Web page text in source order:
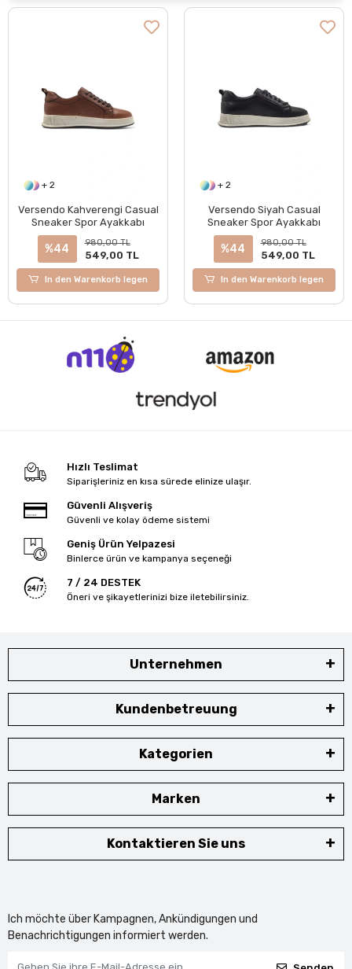
+ 2
Versendo Kahverengi Casual
Sneaker Spor Ayakkabı
%44 980,00 TL
549,00 TL
In den Warenkorb legen
+ 2
Versendo Siyah Casual
Sneaker Spor Ayakkabı
%44 980,00 TL
549,00 TL
In den Warenkorb legen
Hızlı Teslimat
Siparişleriniz en kısa sürede elinize ulaşır.
Güvenli Alışveriş
Güvenli ve kolay ödeme sistemi
Geniş Ürün Yelpazesi
Binlerce ürün ve kampanya seçeneği
7 / 24 DESTEK
Öneri ve şikayetlerinizi bize iletebilirsiniz.
Unternehmen
Kundenbetreuung
Kategorien
Marken
Kontaktieren Sie uns
Ich möchte über Kampagnen, Ankündigungen und
Benachrichtigungen informiert werden.